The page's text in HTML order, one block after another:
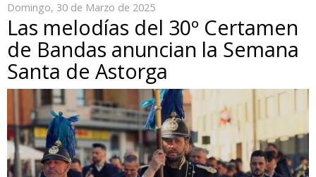
Domingo, 30 de Marzo de 2025
Las melodías del 30º Certamen
de Bandas anuncian la Semana
Santa de Astorga